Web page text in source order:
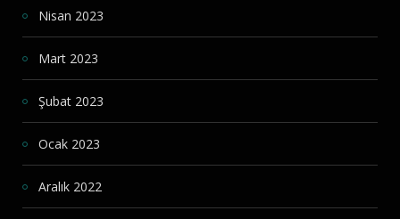
Nisan 2023
Mart 2023
Şubat 2023
Ocak 2023
Aralık 2022